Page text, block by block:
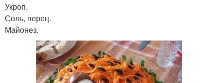
Укроп.
Соль, перец.
Майонез.